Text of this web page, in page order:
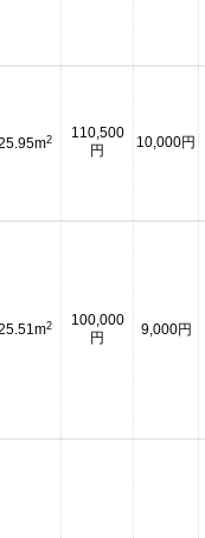
2
110,500
円
10,000円
2
100,000
円
9,000円